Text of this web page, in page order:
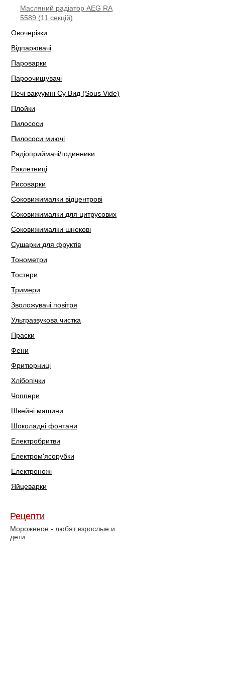
Масляний радіатор AEG RA
5589 (11 секцій)
Овочерізки
Відпарювачі
Пароварки
Пароочищувачі
Печі вакуумні Су Вид (Sous Vide)
Плойки
Пилососи
Пилососи миючі
Радіоприймачі/годинники
Раклетниці
Рисоварки
Соковижималки відцентрові
Соковижималки для цитрусових
Соковижималки шнекові
Сушарки для фруктів
Тонометри
Тостери
Тримери
Зволожувачі повітря
Ультразвукова чистка
Праски
Фени
Фритюрниці
Хлібопічки
Чоппери
Швейні машини
Шоколадні фонтани
Електробритви
Електром'ясорубки
Електроножі
Яйцеварки
Рецепти
Мороженое - любят взрослые и
дети